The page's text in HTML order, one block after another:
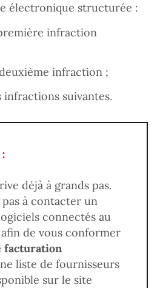
électronique structurée :
infraction
infraction ;
infractions suivantes.
déjà à grands pas.
à contacter un
connectés au
afin de vous conformer
facturation
liste de fournisseurs
sur le site